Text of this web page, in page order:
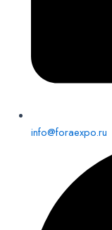
info@foraexpo.ru